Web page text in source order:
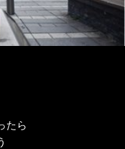
たら